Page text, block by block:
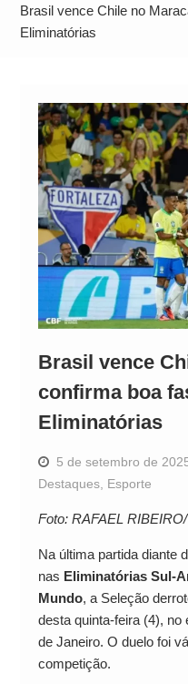
Brasil vence Chile no
Eliminatórias
Brasil vence
confirma boa
Eliminatórias
5 de setembro de
Destaques, Esporte
Foto: RAFAEL
Na última partida diante
nas Eliminatórias Sul-
Mundo, a Seleção
desta quinta-feira (4), no
de Janeiro. O duelo foi
competição.